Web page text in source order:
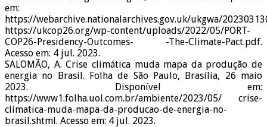
em:
https://webarchive.nationalarchives.gov.uk/ukgwa/
https://ukcop26.org/wp-content/uploads/2022/05/PORT-
COP26-Presidency-Outcomes- -The-Climate-Pact.pdf.
Acesso em: 4 jul. 2023.
SALOMÃO, A. Crise climática muda mapa da produção de
energia no Brasil. Folha de São Paulo, Brasília, 26 maio
2023. Disponível em:
https://www1.folha.uol.com.br/ambiente/2023/05/ crise-
climatica-muda-mapa-da-producao-de-energia-no-
brasil.shtml. Acesso em: 4 jul. 2023.